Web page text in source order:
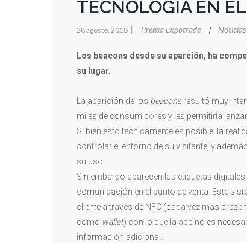
TECNOLOGÍA EN
28 agosto, 2018 | Prensa Expotrade | Noticias
Los beacons desde su aparción, ha
su lugar.
La aparición de los beaconsresultó muy
miles de consumidores y les permitiría
Si bien esto técnicamente es posible, la
controlar el entorno de su visitante, y
su uso.
Sin embargo aparecen las etiquetas digitales,
comunicación en el punto de venta. Este
cliente a través de NFC (cada vez más
como wallet) con lo que la app no es
información adicional.